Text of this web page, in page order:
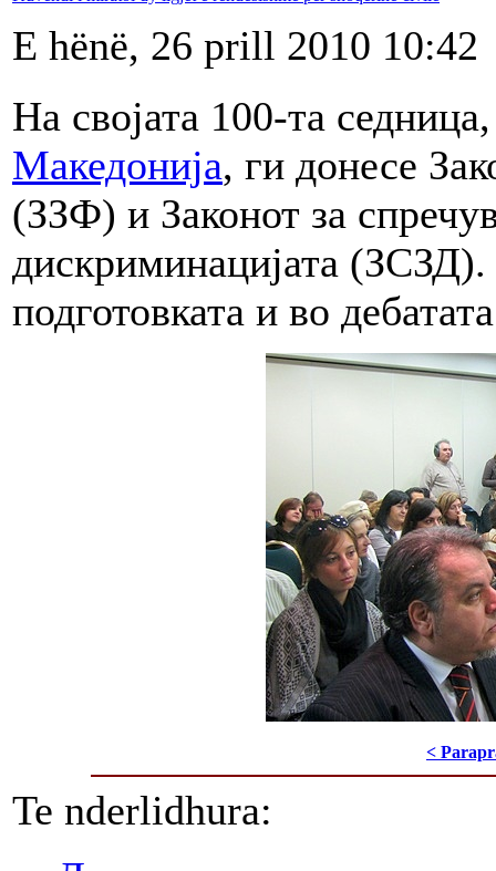
E hënë, 26 prill 2010 10:42
На својата 100-та
Македонија, ги донесе
(ЗЗФ) и Законот за
дискриминацијата
подготовката и во
<
Te nderlidhura: